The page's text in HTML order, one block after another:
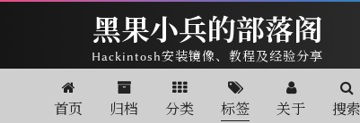
黑果小兵的部落阁
Hackintosh安装镜像、教程及经验分享
首页 归档 分类 标签 关于 搜索